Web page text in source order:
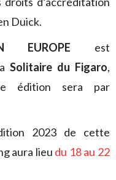
Duick.
EUROPE est
Solitaire du Figaro,
édition sera par
2023 de cette
aura lieu du 18 au 22